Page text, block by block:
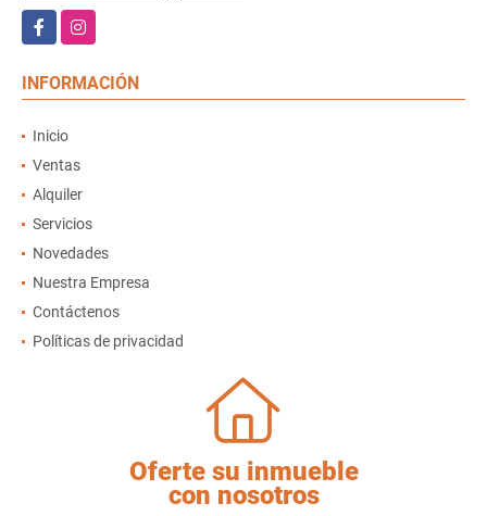
FacebookInstagram
INFORMACIÓN
Inicio
Ventas
Alquiler
Servicios
Novedades
Nuestra Empresa
Contáctenos
Políticas de privacidad
Oferte su inmueble
con nosotros